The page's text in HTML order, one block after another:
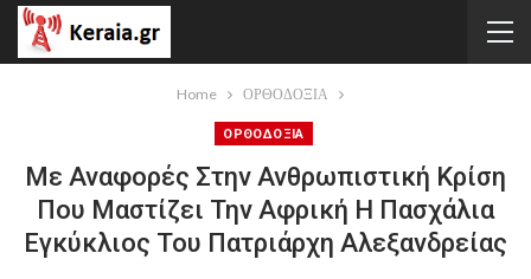
Home ΟΡΘΟΔΟΞΙΑ
ΟΡΘΟΔΟΞΙΑ
Με Αναφορές Στην Ανθρωπιστική Κρίση
Που Μαστίζει Την Αφρική Η Πασχάλια
Εγκύκλιος Του Πατριάρχη Αλεξανδρείας